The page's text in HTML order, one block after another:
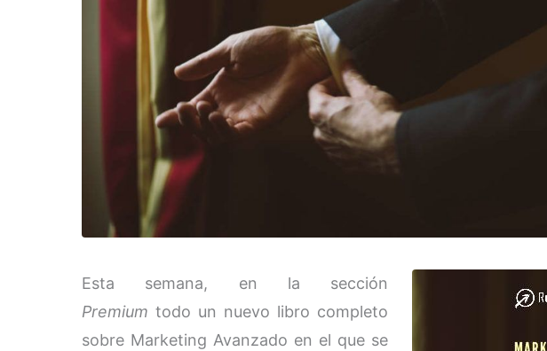
Esta semana, en la sección
Premium todo un nuevo libro completo
sobre Marketing Avanzado en el que se